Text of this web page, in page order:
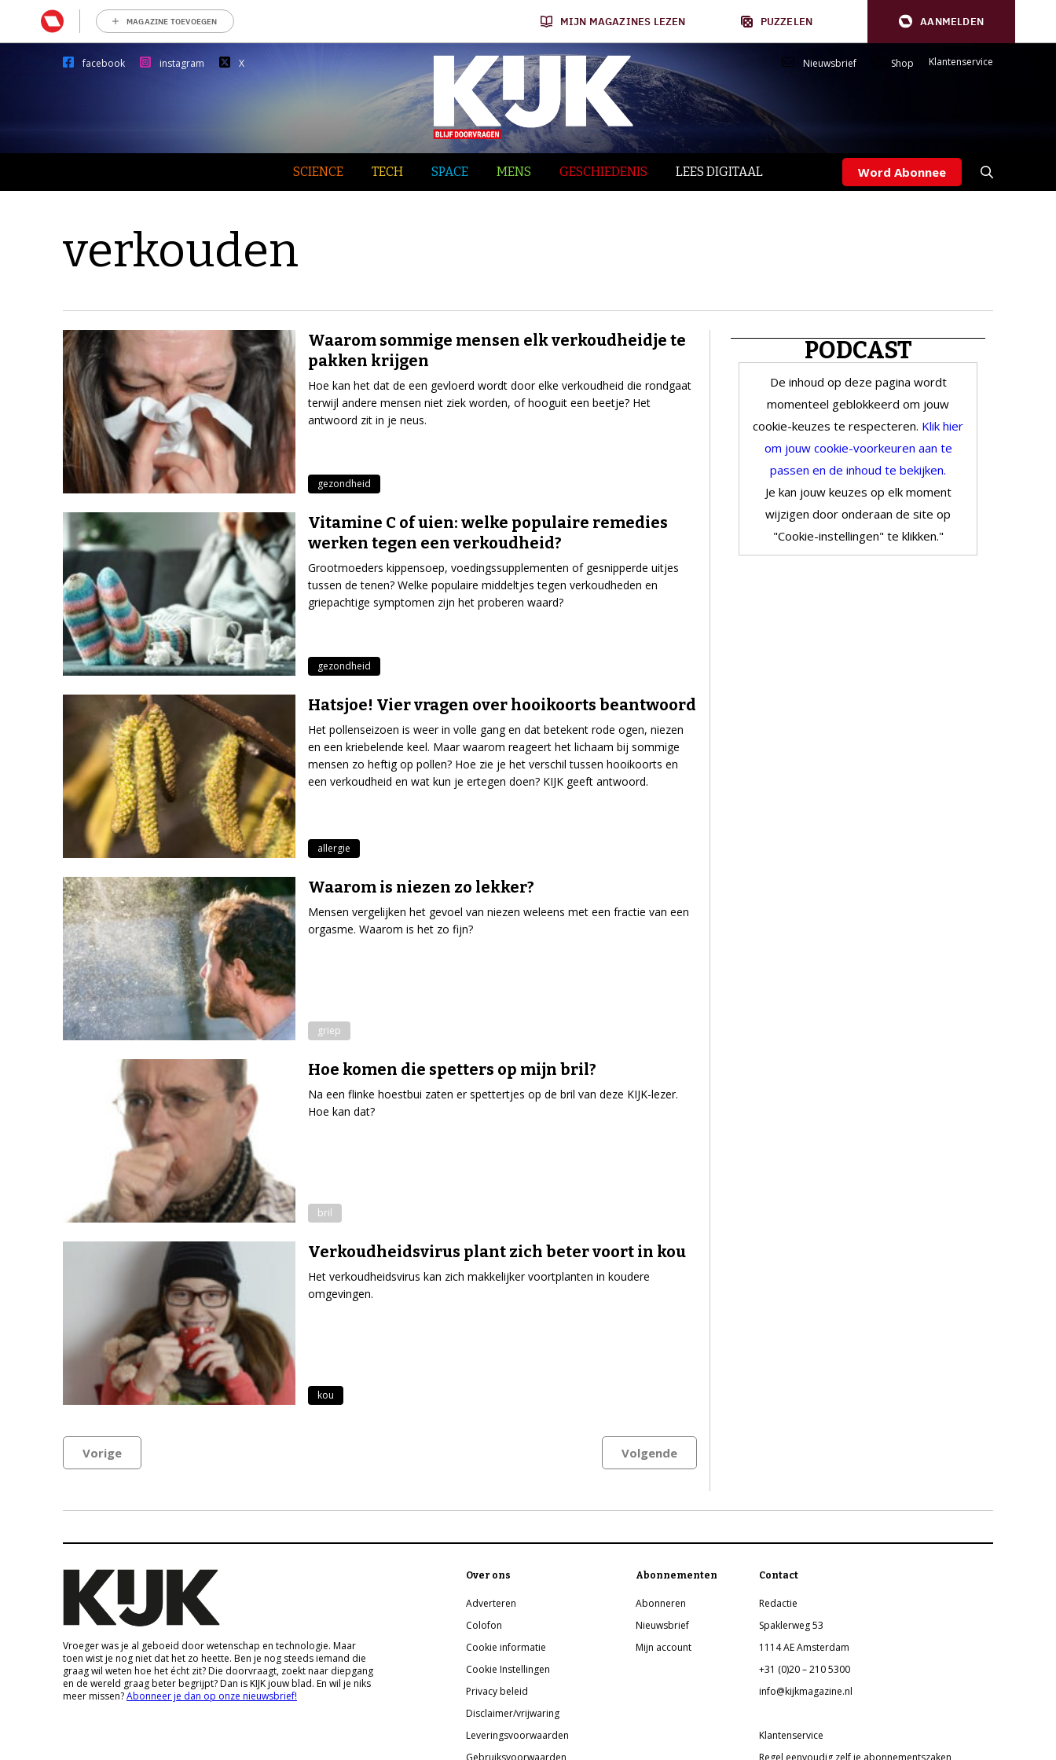
MAGAZINE TOEVOEGEN MIJN MAGAZINES LEZEN PUZZELEN AANMELDEN
facebook instagram X Nieuwsbrief Shop Klantenservice
SCIENCE TECH SPACE MENS GESCHIEDENIS LEES DIGITAAL Word Abonnee
verkouden
Waarom sommige mensen elk verkoudheidje te
pakken krijgen
Hoe kan het dat de een gevloerd wordt door elke verkoudheid die rondgaat
terwijl andere mensen niet ziek worden, of hooguit een beetje? Het
antwoord zit in je neus.
gezondheid
Vitamine C of uien: welke populaire remedies
werken tegen een verkoudheid?
Grootmoeders kippensoep, voedingssupplementen of gesnipperde uitjes
tussen de tenen? Welke populaire middeltjes tegen verkoudheden en
griepachtige symptomen zijn het proberen waard?
gezondheid
Hatsjoe! Vier vragen over hooikoorts beantwoord
Het pollenseizoen is weer in volle gang en dat betekent rode ogen, niezen
en een kriebelende keel. Maar waarom reageert het lichaam bij sommige
mensen zo heftig op pollen? Hoe zie je het verschil tussen hooikoorts en
een verkoudheid en wat kun je ertegen doen? KIJK geeft antwoord.
allergie
Waarom is niezen zo lekker?
Mensen vergelijken het gevoel van niezen weleens met een fractie van een
orgasme. Waarom is het zo fijn?
griep
Hoe komen die spetters op mijn bril?
Na een flinke hoestbui zaten er spettertjes op de bril van deze KIJK-lezer.
Hoe kan dat?
bril
Verkoudheidsvirus plant zich beter voort in kou
Het verkoudheidsvirus kan zich makkelijker voortplanten in koudere
omgevingen.
kou
Vorige Volgende
PODCAST
De inhoud op deze pagina wordt
momenteel geblokkeerd om jouw
cookie-keuzes te respecteren. Klik hier
om jouw cookie-voorkeuren aan te
passen en de inhoud te bekijken.
Je kan jouw keuzes op elk moment
wijzigen door onderaan de site op
"Cookie-instellingen" te klikken."
Vroeger was je al geboeid door wetenschap en technologie. Maar
toen wist je nog niet dat het zo heette. Ben je nog steeds iemand die
graag wil weten hoe het écht zit? Die doorvraagt, zoekt naar diepgang
en de wereld graag beter begrijpt? Dan is KIJK jouw blad. En wil je niks
meer missen?Abonneer je dan op onze nieuwsbrief!
Over ons
Adverteren
Colofon
Cookie informatie
Cookie Instellingen
Privacy beleid
Disclaimer/vrijwaring
Leveringsvoorwaarden
Gebruiksvoorwaarden
Abonnementen
Abonneren
Nieuwsbrief
Mijn account
Contact
Redactie
Spaklerweg 53
1114 AE Amsterdam
+31 (0)20 – 210 5300
info@kijkmagazine.nl
Klantenservice
Regel eenvoudig zelf je abonnementszaken